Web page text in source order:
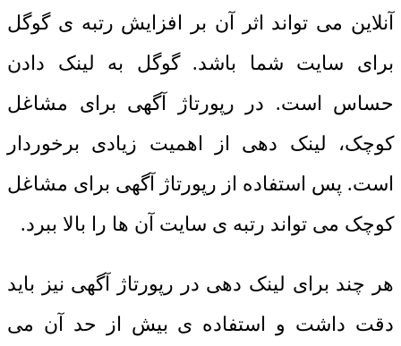
آنلاین می تواند اثر آن بر افزایش رتبه ی گوگل
برای سایت شما باشد. گوگل به لینک دادن
حساس است. در رپورتاژ آگهی برای مشاغل
کوچک، لینک دهی از اهمیت زیادی برخوردار
است. پس استفاده از رپورتاژ آگهی برای مشاغل
کوچک می تواند رتبه ی سایت آن ها را بالا ببرد.
هر چند برای لینک دهی در رپورتاژ آگهی نیز باید
دقت داشت و استفاده ی بیش از حد آن می